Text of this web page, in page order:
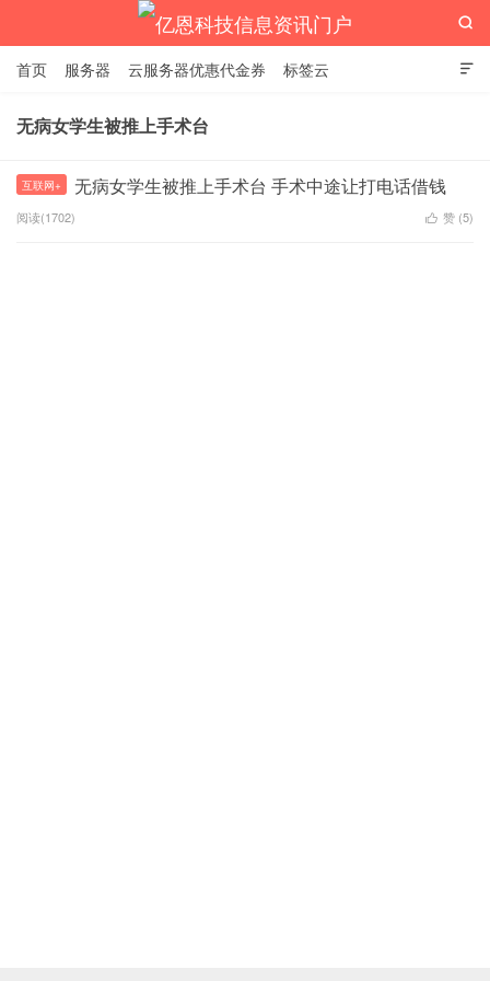
亿恩科技信息资讯门户

首页 服务器 云服务器优惠代金券 标签云

无病女学生被推上手术台
互联网+ 无病女学生被推上手术台 手术中途让打电话借钱
阅读(1702)  赞 (5)